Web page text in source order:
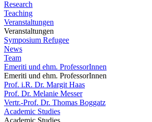
Research
Teaching
Veranstaltungen
Veranstaltungen
Symposium Refugee
News
Team
Emeriti und ehm. ProfessorInnen
Emeriti und ehm. ProfessorInnen
Prof. i.R. Dr. Margit Haas
Prof. Dr. Melanie Messer
Vertr.-Prof. Dr. Thomas Boggatz
Academic Studies
Academic Studies